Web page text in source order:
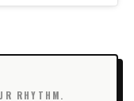
RHYTHM.